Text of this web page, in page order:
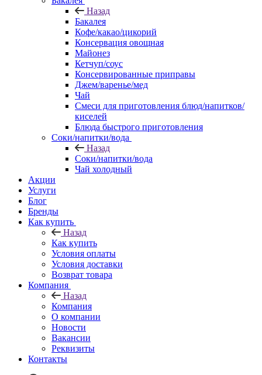
Назад
Бакалея
Кофе/какао/цикорий
Консервация овощная
Майонез
Кетчуп/соус
Консервированные приправы
Джем/варенье/мед
Чай
Смеси для приготовления блюд/напитков/
киселей
Блюда быстрого приготовления
Соки/напитки/вода
Назад
Соки/напитки/вода
Чай холодный
Акции
Услуги
Блог
Бренды
Как купить
Назад
Как купить
Условия оплаты
Условия доставки
Возврат товара
Компания
Назад
Компания
О компании
Новости
Вакансии
Реквизиты
Контакты